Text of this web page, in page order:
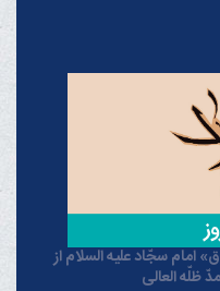
امام سجّاد علیه السلام از
ظلّه العالی